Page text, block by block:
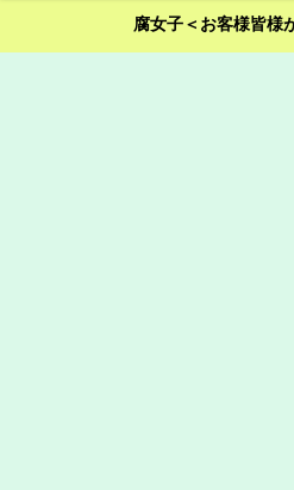
腐女子＜お客様皆様